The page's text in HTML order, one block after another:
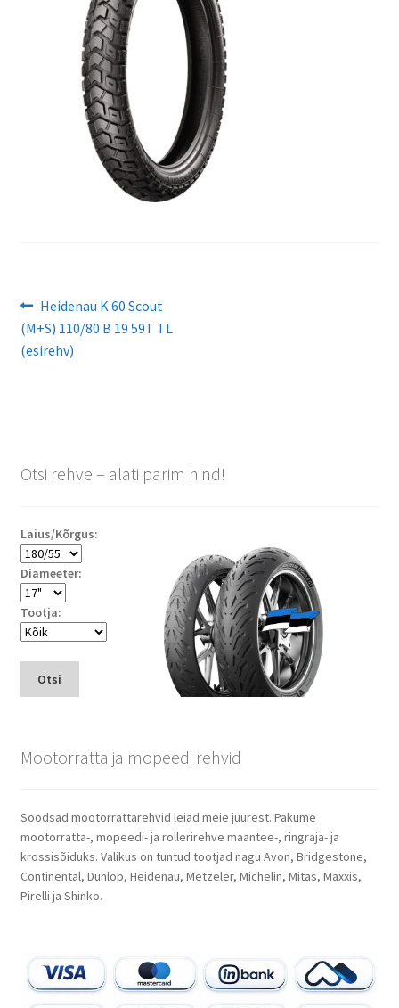
Navigeerimine
Eelmine
postitus:
Heidenau K 60 Scout
(M+S) 110/80 B 19 59T TL
(esirehv)
Otsi rehve – alati parim hind!
Laius/Kõrgus:
Diameeter:
Tootja:
Otsi
Mootorratta ja mopeedi rehvid
Soodsad mootorrattarehvid leiad meie juurest. Pakume
mootorratta-, mopeedi- ja rollerirehve maantee-, ringraja- ja
krossisõiduks. Valikus on tuntud tootjad nagu Avon, Bridgestone,
Continental, Dunlop, Heidenau, Metzeler, Michelin, Mitas, Maxxis,
Pirelli ja Shinko.